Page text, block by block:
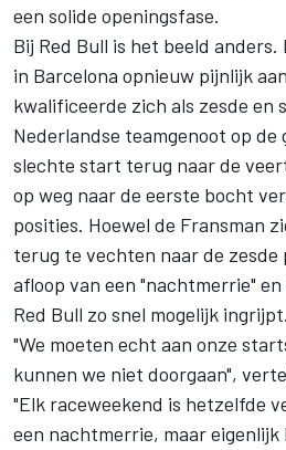
een solide openingsfase.
Bij Red Bull is het beeld
in Barcelona opnieuw pijnlijk
kwalificeerde zich als zesde en
Nederlandse teamgenoot op de
slechte start terug naar de
op weg naar de eerste bocht
posities. Hoewel de Fransman
terug te vechten naar de zesde
afloop van een "nachtmerrie"
Red Bull zo snel mogelijk ingrijpt.
"We moeten echt aan onze
kunnen we niet doorgaan",
"Elk raceweekend is hetzelfde
een nachtmerrie, maar eigenlijk